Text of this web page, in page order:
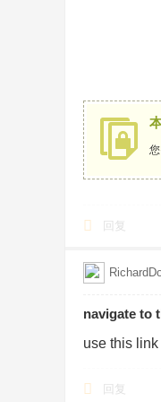
回复
navigate to
use this link
回复